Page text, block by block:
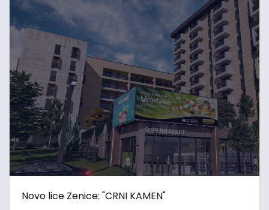
Novo lice Zenice: "CRNI KAMEN"